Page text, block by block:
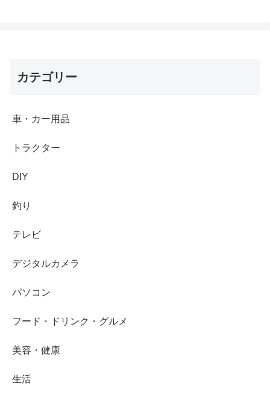
カテゴリー
車・カー用品
トラクター
DIY
釣り
テレビ
デジタルカメラ
パソコン
フード・ドリンク・グルメ
美容・健康
生活